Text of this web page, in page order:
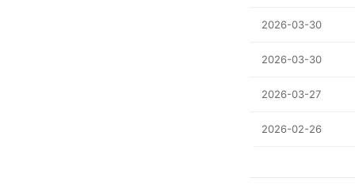
2026-03-30
2026-03-30
2026-03-27
2026-02-26